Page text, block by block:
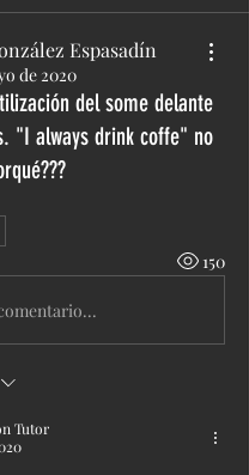
Espasadín
de 2020
del some delante
"I always drink coffe" no
150
Tutor